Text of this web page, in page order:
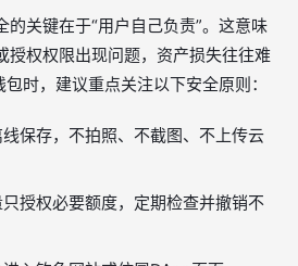
的关键在于“用户自己负责”。这意味
授权权限出现问题，资产损失往往难
时，建议重点关注以下安全原则：
线保存，不拍照、不截图、不上传云
只授权必要额度，定期检查并撤销不